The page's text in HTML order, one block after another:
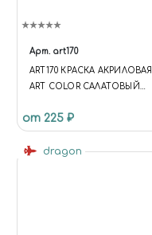
Арт. art170
ART170 КРАСКА АКРИЛОВАЯ
ART COLOR САЛАТОВЫЙ
от 225 ₽
dragon